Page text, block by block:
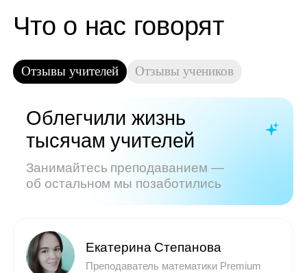
Показать все отзывы
Часто задаваемые
вопросы